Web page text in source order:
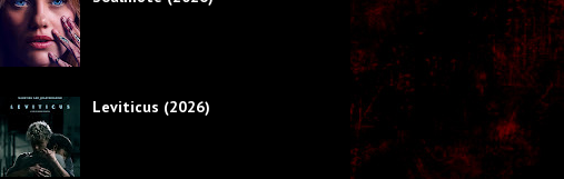
Leviticus (2026)